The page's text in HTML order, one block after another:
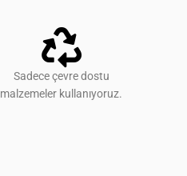
Sadece çevre dostu
malzemeler kullanıyoruz.